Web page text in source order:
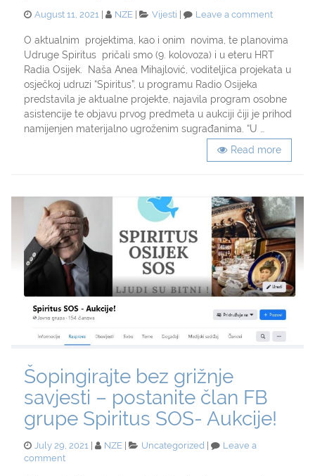
Posted
August 11, 2021 NZE Categories
Vijesti Leave a commenton
Radio
Osijek:
U
odmora:
pomoć,
aukcija….
O aktualnim projektima, kao i onim novima, te planovima
Udruge Spiritus pričali smo (9. kolovoza) i u eteru HRT
Radia Osijek. Naša Anea Mihajlović, voditeljica projekata u
osječkoj udruzi “Spiritus”, u programu Radio Osijeka
predstavila je aktualne projekte, najavila program osobne
asistencije te objavu prvog predmeta u aukciji čiji je prihod
namijenjen materijalno ugroženim sugrađanima. “U …
Read more
Šopingirajte bez grižnje
savjesti – postanite član FB
grupe Spiritus SOS- Aukcije!
Posted
on
July 29, 2021 NZE Categories
Uncategorized
Leave a
commenton